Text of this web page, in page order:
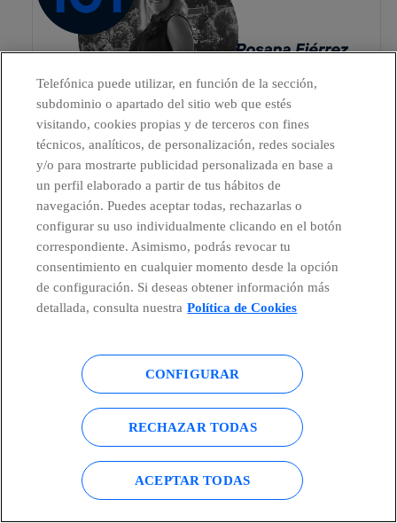
BLOG
06/10/2025
Buscamos ser un socio estratégico que
acompañe al cliente hacia la transformación
digital
Rosana Fiérrez del Campo
Telefónica puede utilizar, en función de la sección,
subdominio o apartado del sitio web que estés
visitando, cookies propias y de terceros con fines
técnicos, analíticos, de personalización, redes sociales
y/o para mostrarte publicidad personalizada en base a
un perfil elaborado a partir de tus hábitos de
navegación. Puedes aceptar todas, rechazarlas o
configurar su uso individualmente clicando en el botón
correspondiente. Asimismo, podrás revocar tu
consentimiento en cualquier momento desde la opción
de configuración. Si deseas obtener información más
detallada, consulta nuestra Política de Cookies
CONFIGURAR
RECHAZAR TODAS
ACEPTAR TODAS